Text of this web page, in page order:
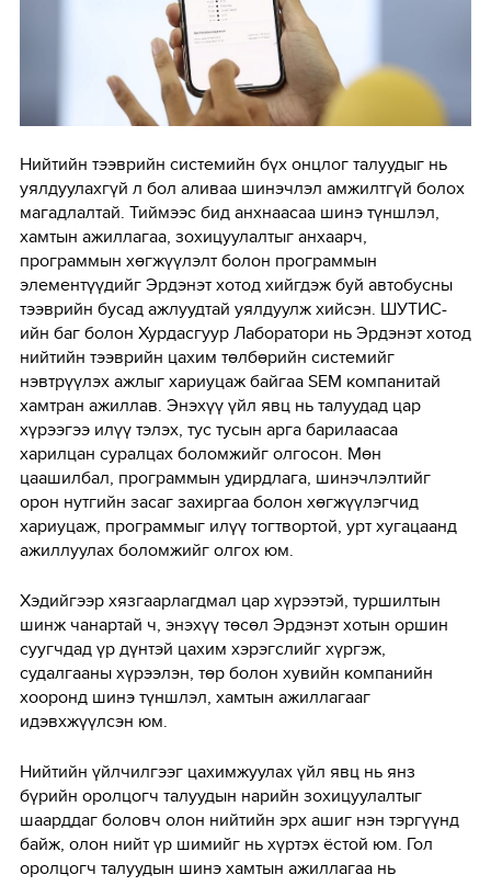
Нийтийн тээврийн системийн бүх онцлог талуудыг нь
уялдуулахгүй л бол аливаа шинэчлэл амжилтгүй болох
магадлалтай. Тиймээс бид анхнаасаа шинэ түншлэл,
хамтын ажиллагаа, зохицуулалтыг анхаарч,
программын хөгжүүлэлт болон программын
элементүүдийг Эрдэнэт хотод хийгдэж буй автобусны
тээврийн бусад ажлуудтай уялдуулж хийсэн. ШУТИС-
ийн баг болон Хурдасгуур Лаборатори нь Эрдэнэт хотод
нийтийн тээврийн цахим төлбөрийн системийг
нэвтрүүлэх ажлыг хариуцаж байгаа SEM компанитай
хамтран ажиллав. Энэхүү үйл явц нь талуудад цар
хүрээгээ илүү тэлэх, тус тусын арга барилаасаа
харилцан суралцах боломжийг олгосон. Мөн
цаашилбал, программын удирдлага, шинэчлэлтийг
орон нутгийн засаг захиргаа болон хөгжүүлэгчид
хариуцаж, программыг илүү тогтвортой, урт хугацаанд
ажиллуулах боломжийг олгох юм.
Хэдийгээр хязгаарлагдмал цар хүрээтэй, туршилтын
шинж чанартай ч, энэхүү төсөл Эрдэнэт хотын оршин
суугчдад үр дүнтэй цахим хэрэгслийг хүргэж,
судалгааны хүрээлэн, төр болон хувийн компанийн
хооронд шинэ түншлэл, хамтын ажиллагааг
идэвхжүүлсэн юм.
Нийтийн үйлчилгээг цахимжуулах үйл явц нь янз
бүрийн оролцогч талуудын нарийн зохицуулалтыг
шаарддаг боловч олон нийтийн эрх ашиг нэн тэргүүнд
байж, олон нийт үр шимийг нь хүртэх ёстой юм. Гол
оролцогч талуудын шинэ хамтын ажиллагаа нь